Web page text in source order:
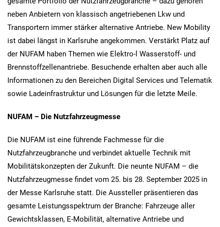
neben Anbietern von klassisch angetriebenen Lkw und
Transportern immer stärker alternative Antriebe. New Mobility
ist dabei längst in Karlsruhe angekommen. Verstärkt Platz auf
der NUFAM haben Themen wie Elektro-l Wasserstoff- und
Brennstoffzellenantriebe. Besuchende erhalten aber auch alle
Informationen zu den Bereichen Digital Services und Telematik
sowie Ladeinfrastruktur und Lösungen für die letzte Meile.
NUFAM – Die Nutzfahrzeugmesse
Die NUFAM ist eine führende Fachmesse für die
Nutzfahrzeugbranche und verbindet aktuelle Technik mit
Mobilitätskonzepten der Zukunft. Die neunte NUFAM – die
Nutzfahrzeugmesse findet vom 25. bis 28. September 2025 in
der Messe Karlsruhe statt. Die Aussteller präsentieren das
gesamte Leistungsspektrum der Branche: Fahrzeuge aller
Gewichtsklassen, E-Mobilität, alternative Antriebe und